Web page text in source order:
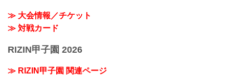
≫ 大会情報／チケット
≫ 対戦カード
RIZIN甲子園 2026
≫ RIZIN甲子園 関連ページ